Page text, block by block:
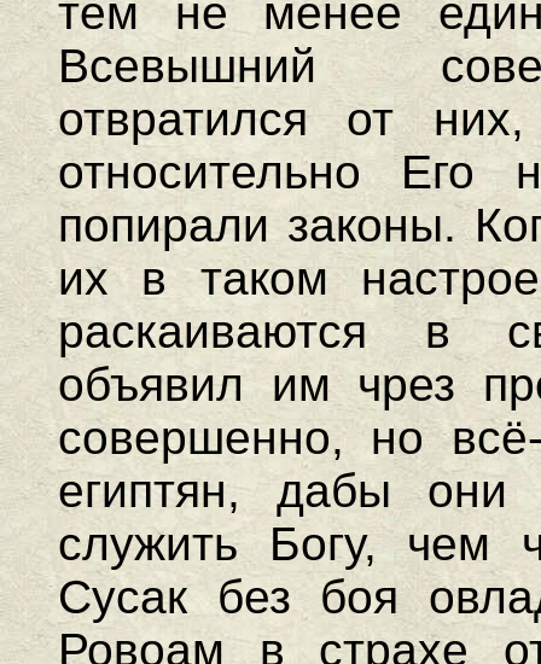
тем не менее
Всевышний
отвратился от
относительно Его
попирали законы.
их в таком
раскаиваются в
объявил им чрез
совершенно, но
египтян, дабы они
служить Богу, чем
Сусак без боя
Ровоам в страхе